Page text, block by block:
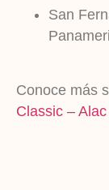
San
Conoce más
Classic –